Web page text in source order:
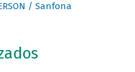
/ Sanfona